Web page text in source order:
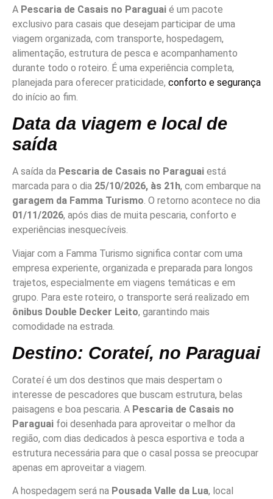
A Pescaria de Casais no Paraguai é um pacote
exclusivo para casais que desejam participar de uma
viagem organizada, com transporte, hospedagem,
alimentação, estrutura de pesca e acompanhamento
durante todo o roteiro. É uma experiência completa,
planejada para oferecer praticidade, conforto e segurança
do início ao fim.
Data da viagem e local de
saída
A saída da Pescaria de Casais no Paraguai está
marcada para o dia 25/10/2026, às 21h, com embarque na
garagem da Famma Turismo. O retorno acontece no dia
01/11/2026, após dias de muita pescaria, conforto e
experiências inesquecíveis.
Viajar com a Famma Turismo significa contar com uma
empresa experiente, organizada e preparada para longos
trajetos, especialmente em viagens temáticas e em
grupo. Para este roteiro, o transporte será realizado em
ônibus Double Decker Leito, garantindo mais
comodidade na estrada.
Destino: Corateí, no Paraguai
Corateí é um dos destinos que mais despertam o
interesse de pescadores que buscam estrutura, belas
paisagens e boa pescaria. A Pescaria de Casais no
Paraguai foi desenhada para aproveitar o melhor da
região, com dias dedicados à pesca esportiva e toda a
estrutura necessária para que o casal possa se preocupar
apenas em aproveitar a viagem.
A hospedagem será na Pousada Valle da Lua, local